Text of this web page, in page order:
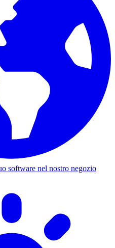
software nel nostro negozio